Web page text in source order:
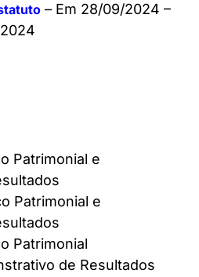
– Em 28/09/2024 –
Patrimonial e
Patrimonial e
Patrimonial
de Resultados